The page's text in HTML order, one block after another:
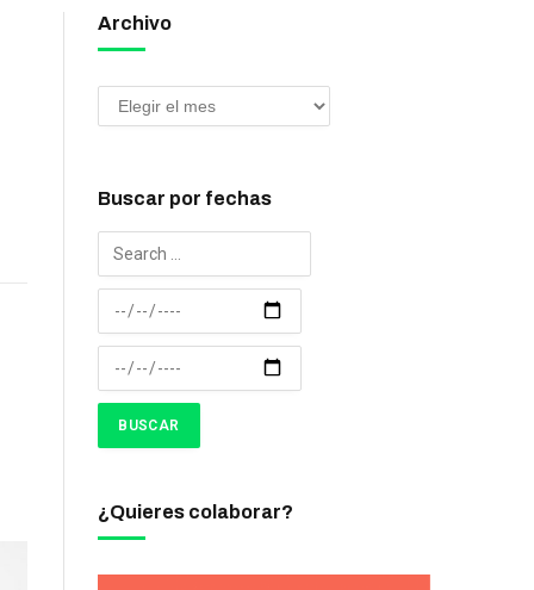
Archivo
Buscar por fechas
¿Quieres colaborar?